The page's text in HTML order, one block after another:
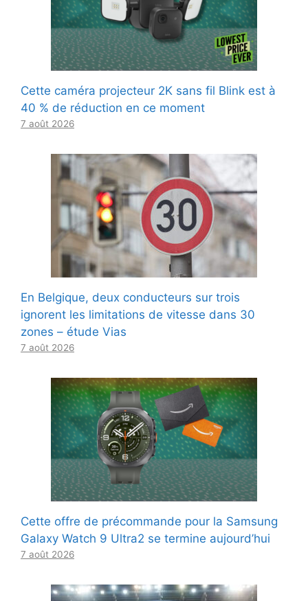
Cette caméra projecteur 2K sans fil Blink est à
40 % de réduction en ce moment
7 août 2026
En Belgique, deux conducteurs sur trois
ignorent les limitations de vitesse dans 30
zones – étude Vias
7 août 2026
Cette offre de précommande pour la Samsung
Galaxy Watch 9 Ultra2 se termine aujourd’hui
7 août 2026